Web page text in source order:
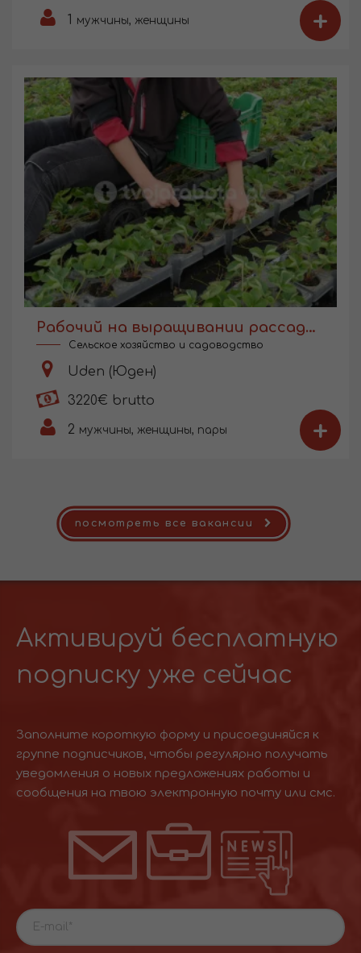
мужчины, женщины +
Рабочий на выращивании рассады в Голландии
Сельское хозяйство и садоводство
Uden (Юден)
3220€ brutto
2 мужчины, женщины, пары +
посмотреть все вакансии
Активируй бесплатную
подписку уже сейчас
Заполните короткую форму и присоединяйся к
группе подписчиков, чтобы регулярно получать
уведомления о новых предложениях работы и
сообщения на твою электронную почту или смс.